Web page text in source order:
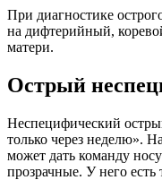
При диагностике
на дифтерийный,
матери.
Острый
Неспецифический
только через неделю».
может дать команду
прозрачные. У него